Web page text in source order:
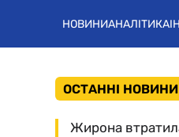
НОВИНИАНАЛІТИКА
ОСТАННІ НОВИНИ
Жирона